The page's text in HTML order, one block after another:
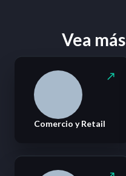
Vea más
Comercio y Retail